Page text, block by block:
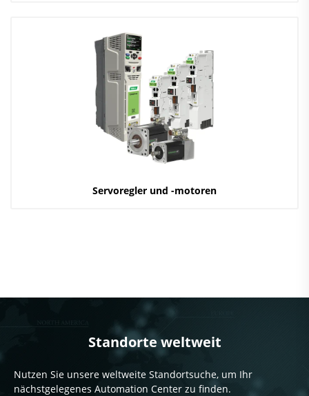
Servoregler und -motoren
Standorte weltweit
Nutzen Sie unsere weltweite Standortsuche, um Ihr
nächstgelegenes Automation Center zu finden.